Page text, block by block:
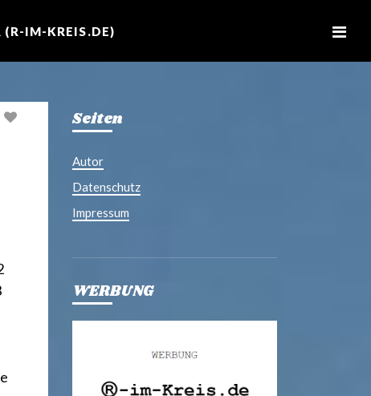
(R-IM-KREIS.DE)
Seiten
Autor
Datenschutz
Impressum
WERBUNG